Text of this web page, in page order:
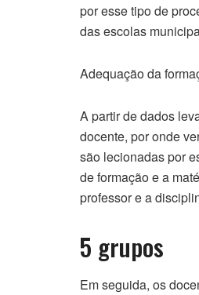
por esse tipo de
das escolas
Adequação da
A partir de dados
docente, por onde
são lecionadas por
de formação e a
professor e a
5 grupos
Em seguida, os